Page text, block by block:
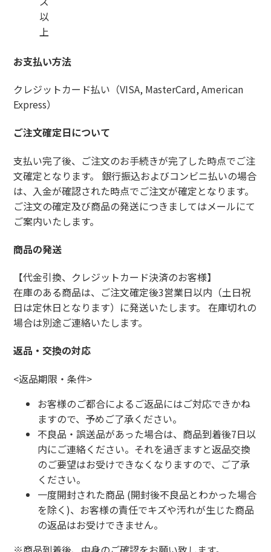
以
上
お支払い方法
クレジットカード払い（VISA, MasterCard, American
Express）
ご注文確定日について
支払い完了後、ご注文のお手続きが完了した時点でご注
文確定となります。 銀行振込およびコンビニ払いの場合
は、入金が確認された時点でご注文が確定となります。
ご注文の確定及び商品の発送につきましてはメールにて
ご案内いたします。
商品の発送
【代金引換、クレジットカード決済のお客様】
在庫のある商品は、ご注文確定後3営業日以内（土日祝
日は定休日となります）に発送いたします。 在庫切れの
場合は別途ご連絡いたします。
返品・交換の対応
<返品期限・条件>
お客様のご都合によるご返品にはご対応できかね
ますので、予めご了承ください。
不良品・誤送品があった場合は、商品到着後7日以
内にご連絡ください。それを過ぎますと返品交換
のご要望はお受けできなくなりますので、ご了承
ください。
一度開封された商品 (開封後不良品とわかった場合
を除く)、お客様の責任でキズや汚れが生じた商品
の返品はお受けできません。